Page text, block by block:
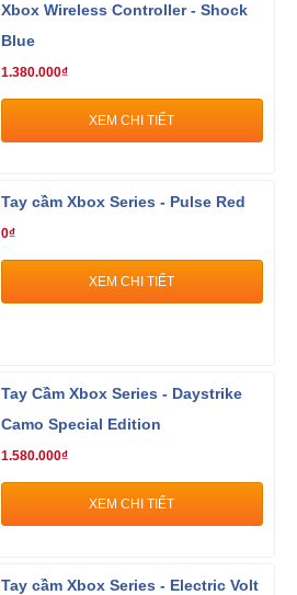
Xbox Wireless Controller - Shock
Blue
1.380.000₫
XEM CHI TIẾT
Tay cầm Xbox Series - Pulse Red
0₫
XEM CHI TIẾT
Tay Cầm Xbox Series - Daystrike
Camo Special Edition
1.580.000₫
XEM CHI TIẾT
Tay cầm Xbox Series - Electric Volt